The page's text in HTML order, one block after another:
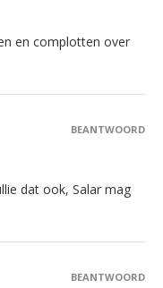
en complotten over
dat ook, Salar mag
BEANTWOORD
BEANTWOORD